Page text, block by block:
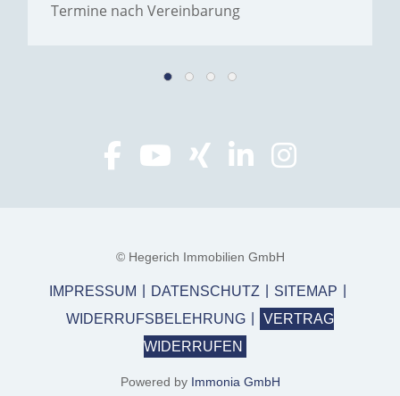
Termine nach Vereinbarung
© Hegerich Immobilien GmbH
IMPRESSUM DATENSCHUTZ
SITEMAP
WIDERRUFSBELEHRUNG
VERTRAG
WIDERRUFEN
Powered by Immonia GmbH